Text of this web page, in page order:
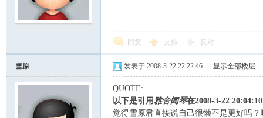
回复 支持 反对
雪原 发表于 2008-3-22 22:22:46 显示全部楼层
QUOTE:
以下是引用雅舍闻琴在2008-3-22
觉得雪原君直接说自己很懒不是更好吗？